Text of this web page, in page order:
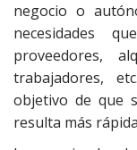
negocio o
necesidades
proveedores,
trabajadores,
objetivo de que
resulta más